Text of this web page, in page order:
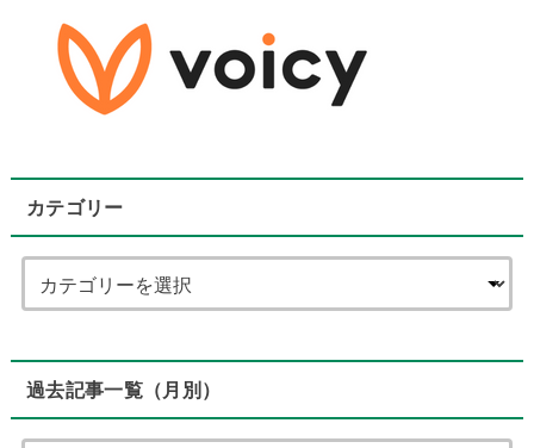
カテゴリー
過去記事一覧（月別）